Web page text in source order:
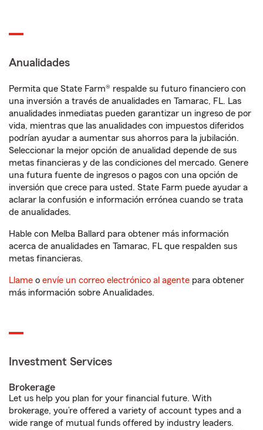
Anualidades
Permita que State Farm® respalde su futuro financiero con
una inversión a través de anualidades en Tamarac, FL. Las
anualidades inmediatas pueden garantizar un ingreso de por
vida, mientras que las anualidades con impuestos diferidos
podrían ayudar a aumentar sus ahorros para la jubilación.
Seleccionar la mejor opción de anualidad depende de sus
metas financieras y de las condiciones del mercado. Genere
una futura fuente de ingresos o pagos con una opción de
inversión que crece para usted. State Farm puede ayudar a
aclarar la confusión e información errónea cuando se trata
de anualidades.
Hable con Melba Ballard para obtener más información
acerca de anualidades en Tamarac, FL que respalden sus
metas financieras.
Llame o envíe un correo electrónico al agente para obtener
más información sobre Anualidades.
Investment Services
Brokerage
Let us help you plan for your financial future. With
brokerage, you’re offered a variety of account types and a
wide range of mutual funds offered by industry leaders.